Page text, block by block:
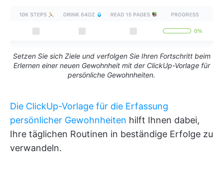
Setzen Sie sich Ziele und verfolgen Sie Ihren Fortschritt beim
Erlernen einer neuen Gewohnheit mit der ClickUp-Vorlage für
persönliche Gewohnheiten.
Die ClickUp-Vorlage für die Erfassung
persönlicher Gewohnheiten hilft Ihnen dabei,
Ihre täglichen Routinen in beständige Erfolge zu
verwandeln.